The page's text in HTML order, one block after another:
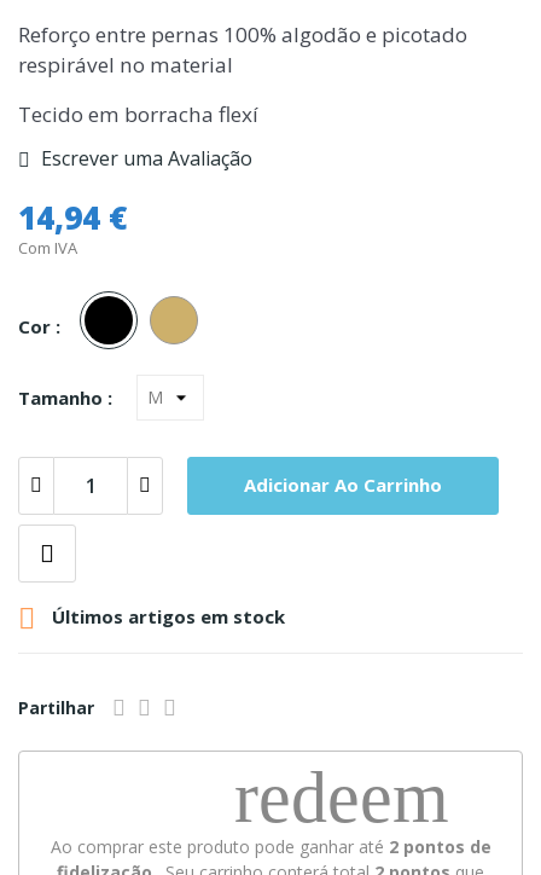
Reforço entre pernas 100% algodão e picotado
respirável no material
Tecido em borracha flexí
Escrever uma Avaliação
14,94 €
Com IVA
Cor :
Preto
Tamanho :
Adicionar Ao Carrinho
 Últimos artigos em stock
Partilhar
redeem
Ao comprar este produto pode ganhar até 2pontos de